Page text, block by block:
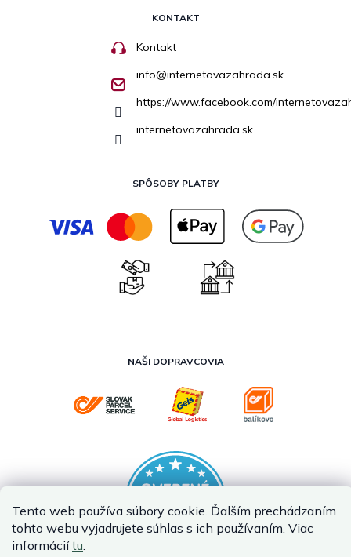
Tento web používa súbory cookie. Ďalším prechádzaním
tohto webu vyjadrujete súhlas s ich používaním. Viac
informáciítu.
KONTAKT
Kontakt
info@internetovazahrada.sk
https://www.facebook.com/
internetovazahrada.sk
SPÔSOBY PLATBY
NAŠI DOPRAVCOVIA